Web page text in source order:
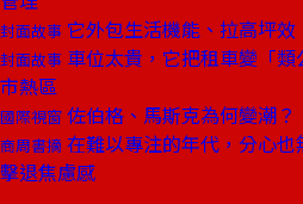
封面故事 它外包生活機能、拉高坪
封面故事 車位太貴，它把租車變「
市熱區
國際視窗 佐伯格、馬斯克為何變潮？
商周書摘 在難以專注的年代，分心
擊退焦慮感